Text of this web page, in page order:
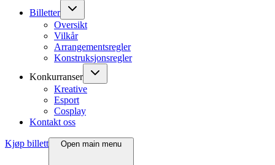
Billetter
Oversikt
Vilkår
Arrangementsregler
Konstruksjonsregler
Konkurranser
Kreative
Esport
Cosplay
Kontakt oss
Kjøp billett Open main menu